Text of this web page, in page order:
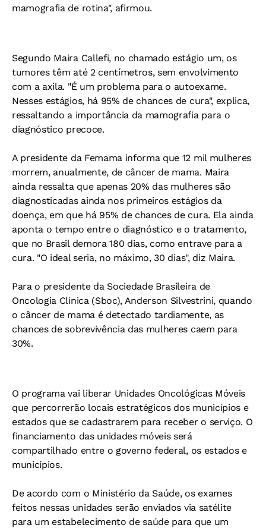
mamografia de rotina", afirmou.
Segundo Maira Callefi, no chamado estágio um, os
tumores têm até 2 centímetros, sem envolvimento
com a axila. "É um problema para o autoexame.
Nesses estágios, há 95% de chances de cura", explica,
ressaltando a importância da mamografia para o
diagnóstico precoce.
A presidente da Femama informa que 12 mil mulheres
morrem, anualmente, de câncer de mama. Maira
ainda ressalta que apenas 20% das mulheres são
diagnosticadas ainda nos primeiros estágios da
doença, em que há 95% de chances de cura. Ela ainda
aponta o tempo entre o diagnóstico e o tratamento,
que no Brasil demora 180 dias, como entrave para a
cura. "O ideal seria, no máximo, 30 dias", diz Maira.
Para o presidente da Sociedade Brasileira de
Oncologia Clínica (Sboc), Anderson Silvestrini, quando
o câncer de mama é detectado tardiamente, as
chances de sobrevivência das mulheres caem para
30%.
O programa vai liberar Unidades Oncológicas Móveis
que percorrerão locais estratégicos dos municípios e
estados que se cadastrarem para receber o serviço. O
financiamento das unidades móveis será
compartilhado entre o governo federal, os estados e
municípios.
De acordo com o Ministério da Saúde, os exames
feitos nessas unidades serão enviados via satélite
para um estabelecimento de saúde para que um